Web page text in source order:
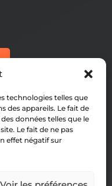
technologies telles que
des appareils. Le fait de
données telles que le
Le fait de ne pas
effet négatif sur